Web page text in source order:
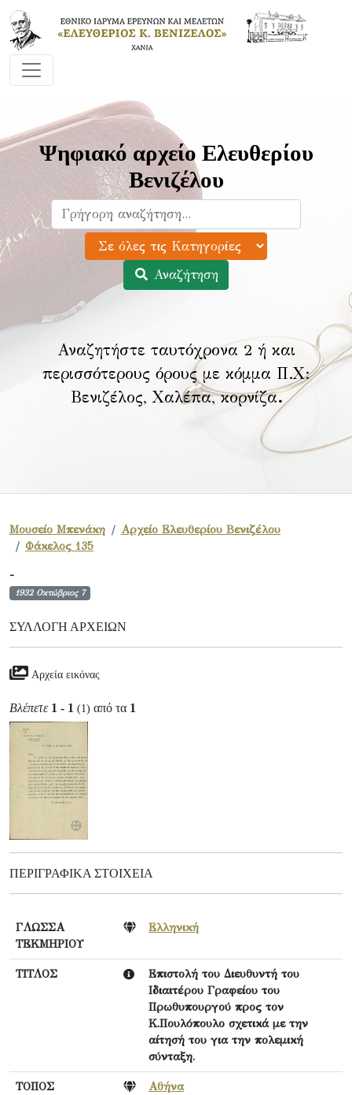
Ψηφιακό αρχείο Ελευθερίου
Βενιζέλου
Αναζήτηση
Αναζητήστε ταυτόχρονα 2 ή και
περισσότερους όρους με κόμμα Π.Χ:
Βενιζέλος, Χαλέπα, κορνίζα.
Μουσείο Μπενάκη
Αρχείο Ελευθερίου Βενιζέλου
Φάκελος 135
-
1932 Οκτώβριος 7
ΣΥΛΛΟΓΉ ΑΡΧΕΊΩΝ
Αρχεία εικόνας
Βλέπετε 1 - 1 (1) από τα 1
ΠΕΡΙΓΡΑΦΙΚΆ ΣΤΟΙΧΕΊΑ
ΓΛΩΣΣΑ
ΤΕΚΜΗΡΙΟΥ
Ελληνική
ΤΙΤΛΟΣ
Επιστολή του Διευθυντή του
Ιδιαιτέρου Γραφείου του
Πρωθυπουργού προς τον
Κ.Πουλόπουλο σχετικά με την
αίτησή του για την πολεμική
σύνταξη.
ΤΟΠΟΣ
Αθήνα